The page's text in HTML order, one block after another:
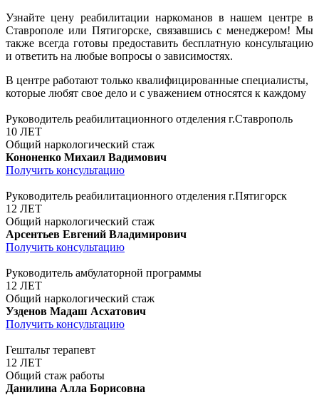
Узнайте цену реабилитации наркоманов в нашем центре в
Ставрополе или Пятигорске, связавшись с менеджером! Мы
также всегда готовы предоставить бесплатную консультацию
и ответить на любые вопросы о зависимостях.
В центре работают только квалифицированные специалисты,
которые любят свое дело и с уважением относятся к каждому
Руководитель реабилитационного отделения г.Ставрополь
10 ЛЕТ
Общий наркологический стаж
Кононенко Михаил Вадимович
Получить консультацию
Руководитель реабилитационного отделения г.Пятигорск
12 ЛЕТ
Общий наркологический стаж
Арсентьев Евгений Владимирович
Получить консультацию
Руководитель амбулаторной программы
12 ЛЕТ
Общий наркологический стаж
Узденов Мадаш Асхатович
Получить консультацию
Гештальт терапевт
12 ЛЕТ
Общий стаж работы
Данилина Алла Борисовна